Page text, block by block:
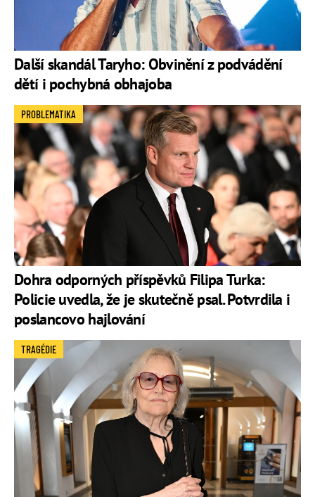
Další skandál Taryho: Obvinění z podvádění
dětí i pochybná obhajoba
Dohra odporných příspěvků Filipa Turka:
Policie uvedla, že je skutečně psal. Potvrdila i
poslancovo hajlování
PROBLEMATIKA
TRAGÉDIE